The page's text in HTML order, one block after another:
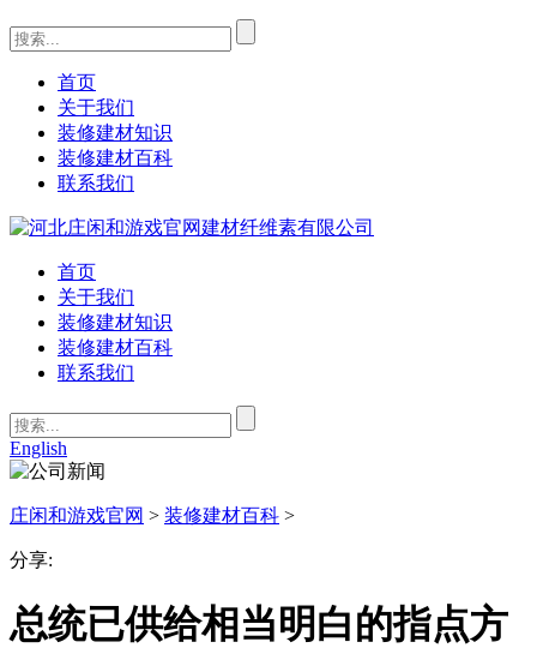
首页
关于我们
装修建材知识
装修建材百科
联系我们
首页
关于我们
装修建材知识
装修建材百科
联系我们
English
庄闲和游戏官网 > 装修建材百科 >
分享:
总统已供给相当明白的指点方